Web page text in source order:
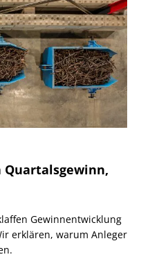
Gewinnentwicklung
erklären, warum Anleger